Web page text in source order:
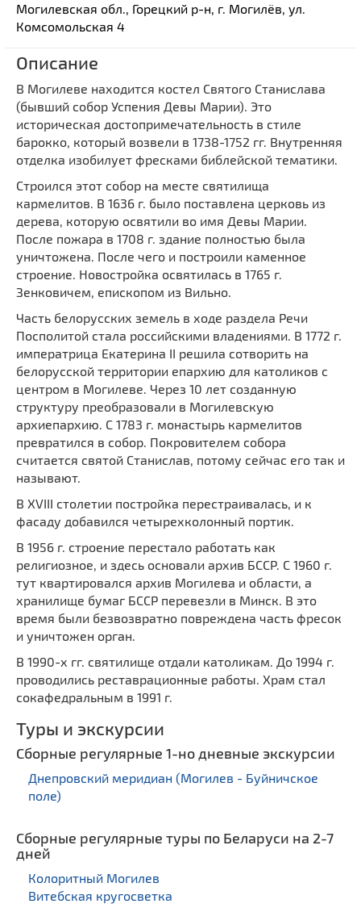
Памятники археологии
Памятники известным людям
Церкви
Монастыри
Синагоги
Часовни
Кладбище
Культурные центры
Театры
Галереи
Концертные залы
Выберите район
Выберите населенный пункт
Выберите направление
Могилевская обл., Горецкий р-н, г. Могилёв, ул.
Комсомольская 4
Описание
В Могилеве находится костел Святого Станислава
(бывший собор Успения Девы Марии). Это
историческая достопримечательность в стиле
барокко, который возвели в 1738-1752 гг. Внутренняя
отделка изобилует фресками библейской тематики.
Строился этот собор на месте святилища
кармелитов. В 1636 г. было поставлена церковь из
дерева, которую освятили во имя Девы Марии.
После пожара в 1708 г. здание полностью была
уничтожена. После чего и построили каменное
строение. Новостройка освятилась в 1765 г.
Зенковичем, епископом из Вильно.
Часть белорусских земель в ходе раздела Речи
Посполитой стала российскими владениями. В 1772 г.
императрица Екатерина II решила сотворить на
белорусской территории епархию для католиков с
центром в Могилеве. Через 10 лет созданную
структуру преобразовали в Могилевскую
архиепархию. С 1783 г. монастырь кармелитов
превратился в собор. Покровителем собора
считается святой Станислав, потому сейчас его так и
называют.
В XVIII столетии постройка перестраивалась, и к
фасаду добавился четырехколонный портик.
В 1956 г. строение перестало работать как
религиозное, и здесь основали архив БССР. С 1960 г.
тут квартировался архив Могилева и области, а
хранилище бумаг БССР перевезли в Минск. В это
время были безвозвратно повреждена часть фресок
и уничтожен орган.
В 1990-х гг. святилище отдали католикам. До 1994 г.
проводились реставрационные работы. Храм стал
сокафедральным в 1991 г.
Туры и экскурсии
Сборные регулярные 1-но дневные экскурсии
Днепровский меридиан (Могилев - Буйничское
поле)
Сборные регулярные туры по Беларуси на 2-7
дней
Колоритный Могилев
Витебская кругосветка